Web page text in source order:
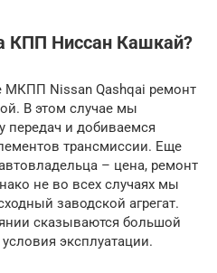
КПП Ниссан Кашкай?
Nissan Qashqai ремонт
В этом случае мы
передач и добиваемся
трансмиссии. Еще
– цена, ремонт
не во всех случаях мы
заводской агрегат.
сказываются большой
эксплуатации.